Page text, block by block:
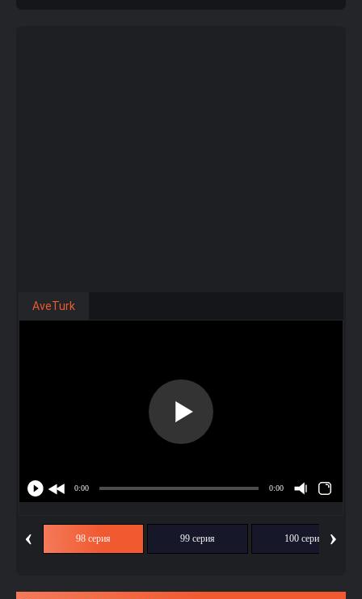
AveTurk
‹ 98 серия 99 серия 100 серия ›